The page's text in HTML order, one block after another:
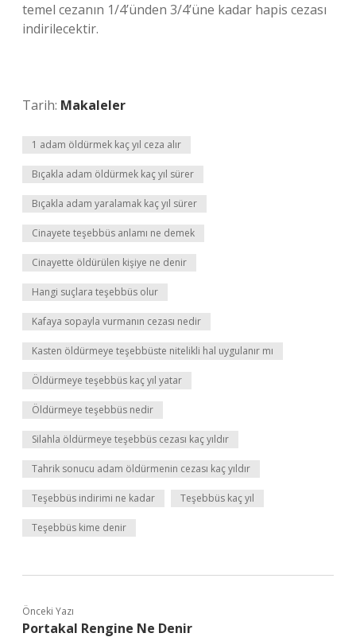
temel cezanın 1/4’ünden 3/4’üne kadar hapis cezası
indirilecektir.
Tarih: Makaleler
1 adam öldürmek kaç yıl ceza alır
Bıçakla adam öldürmek kaç yıl sürer
Bıçakla adam yaralamak kaç yıl sürer
Cinayete teşebbüs anlamı ne demek
Cinayette öldürülen kişiye ne denir
Hangi suçlara teşebbüs olur
Kafaya sopayla vurmanın cezası nedir
Kasten öldürmeye teşebbüste nitelikli hal uygulanır mı
Öldürmeye teşebbüs kaç yıl yatar
Öldürmeye teşebbüs nedir
Silahla öldürmeye teşebbüs cezası kaç yıldır
Tahrik sonucu adam öldürmenin cezası kaç yıldır
Teşebbüs indirimi ne kadar Teşebbüs kaç yıl
Teşebbüs kime denir
Önceki Yazı
Portakal Rengine Ne Denir